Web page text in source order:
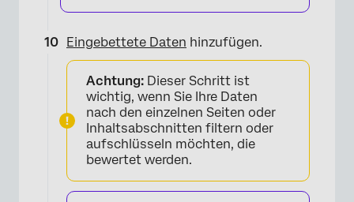
Eingebettete Daten hinzufügen.
Achtung: Dieser Schritt ist
wichtig, wenn Sie Ihre Daten
nach den einzelnen Seiten oder
Inhaltsabschnitten filtern oder
aufschlüsseln möchten, die
bewertet werden.